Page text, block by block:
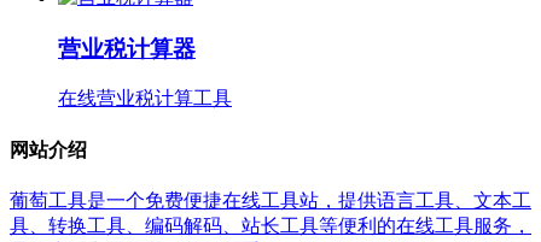
营业税计算器
在线营业税计算工具
网站介绍
葡萄工具是一个免费便捷在线工具站，提供语言工具、文本工
具、转换工具、编码解码、站长工具等便利的在线工具服务，